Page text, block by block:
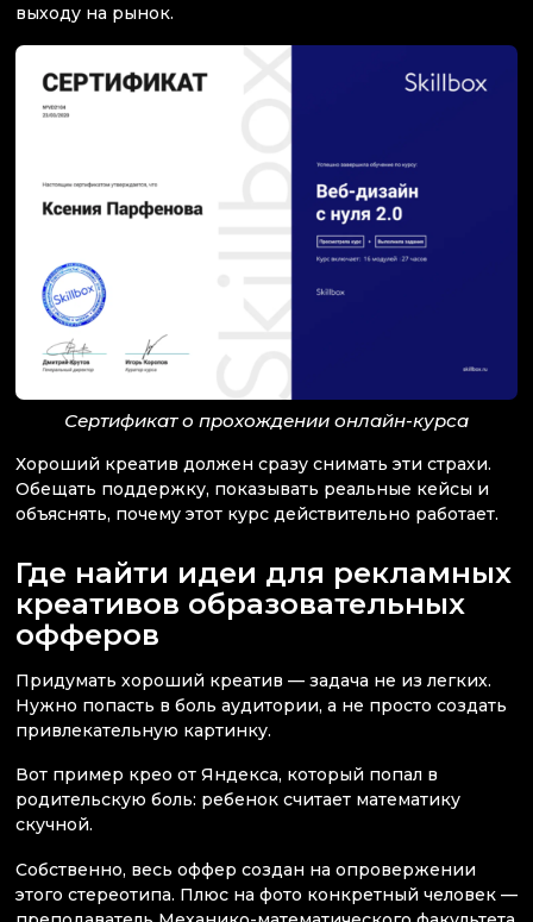
выходу на рынок.
Сертификат о прохождении онлайн-курса
Хороший креатив должен сразу снимать эти страхи.
Обещать поддержку, показывать реальные кейсы и
объяснять, почему этот курс действительно работает.
Где найти идеи для рекламных
креативов образовательных
офферов
Придумать хороший креатив — задача не из легких.
Нужно попасть в боль аудитории, а не просто создать
привлекательную картинку.
Вот пример крео от Яндекса, который попал в
родительскую боль: ребенок считает математику
скучной.
Собственно, весь оффер создан на опровержении
этого стереотипа. Плюс на фото конкретный человек —